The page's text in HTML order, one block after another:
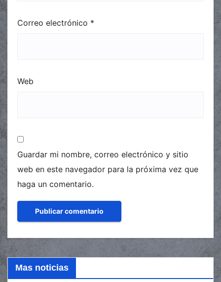
Correo electrónico *
Web
Guardar mi nombre, correo electrónico y sitio
web en este navegador para la próxima vez que
haga un comentario.
Mas noticias